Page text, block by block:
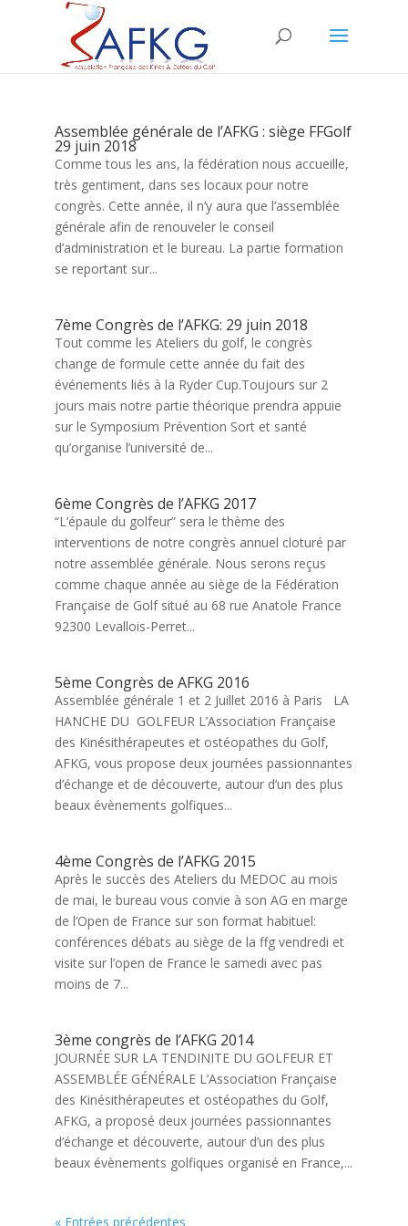
Assemblée générale de l’AFKG : siège FFGolf
29 juin 2018
Comme tous les ans, la fédération nous accueille,
très gentiment, dans ses locaux pour notre
congrès. Cette année, il n’y aura que l’assemblée
générale afin de renouveler le conseil
d’administration et le bureau. La partie formation
se reportant sur...
7ème Congrès de l’AFKG: 29 juin 2018
Tout comme les Ateliers du golf, le congrès
change de formule cette année du fait des
événements liés à la Ryder Cup.Toujours sur 2
jours mais notre partie théorique prendra appuie
sur le Symposium Prévention Sort et santé
qu’organise l’université de...
6ème Congrès de l’AFKG 2017
“L’épaule du golfeur” sera le thème des
interventions de notre congrès annuel cloturé par
notre assemblée générale. Nous serons reçus
comme chaque année au siège de la Fédération
Française de Golf situé au 68 rue Anatole France
92300 Levallois-Perret...
5ème Congrès de AFKG 2016
Assemblée générale 1 et 2 Juillet 2016 à Paris LA
HANCHE DU GOLFEUR L’Association Française
des Kinésithérapeutes et ostéopathes du Golf,
AFKG, vous propose deux journées passionnantes
d’échange et de découverte, autour d’un des plus
beaux évènements golfiques...
4ème Congrès de l’AFKG 2015
Après le succès des Ateliers du MEDOC au mois
de mai, le bureau vous convie à son AG en marge
de l’Open de France sur son format habituel:
conférences débats au siège de la ffg vendredi et
visite sur l’open de France le samedi avec pas
moins de 7...
3ème congrès de l’AFKG 2014
JOURNÉE SUR LA TENDINITE DU GOLFEUR ET
ASSEMBLÉE GÉNÉRALE L’Association Française
des Kinésithérapeutes et ostéopathes du Golf,
AFKG, a proposé deux journées passionnantes
d’échange et découverte, autour d’un des plus
beaux évènements golfiques organisé en France,...
« Entrées précédentes